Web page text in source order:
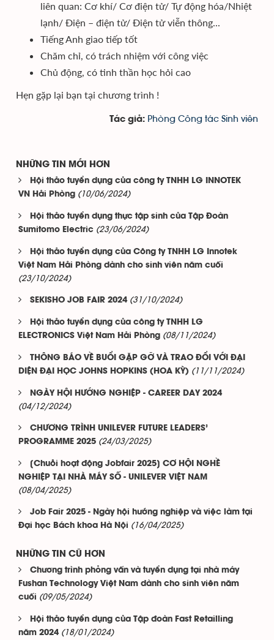
liên quan: Cơ khí/ Cơ điện tử/ Tự động hóa/Nhiệt
lạnh/ Điện – điện tử/ Điện tử viễn thông...
Tiếng Anh giao tiếp tốt
Chăm chỉ, có trách nhiệm với công việc
Chủ động, có tinh thần học hỏi cao
Hẹn gặp lại bạn tại chương trình !
Tác giả: Phòng Công tác Sinh viên
NHỮNG TIN MỚI HƠN
Hội thảo tuyển dụng của công ty TNHH LG INNOTEK
VN Hải Phòng (10/06/2024)
Hội thảo tuyển dụng thực tập sinh của Tập Đoàn
Sumitomo Electric (23/06/2024)
Hội thảo tuyển dụng của Công ty TNHH LG Innotek
Việt Nam Hải Phòng dành cho sinh viên năm cuối
(23/10/2024)
SEKISHO JOB FAIR 2024 (31/10/2024)
Hội thảo tuyển dụng của công ty TNHH LG
ELECTRONICS Việt Nam Hải Phòng (08/11/2024)
THÔNG BÁO VỀ BUỔI GẶP GỠ VÀ TRAO ĐỔI VỚI ĐẠI
DIỆN ĐẠI HỌC JOHNS HOPKINS (HOA KỲ) (11/11/2024)
NGÀY HỘI HƯỚNG NGHIỆP - CAREER DAY 2024
(04/12/2024)
CHƯƠNG TRÌNH UNILEVER FUTURE LEADERS’
PROGRAMME 2025 (24/03/2025)
[Chuỗi hoạt động Jobfair 2025] CƠ HỘI NGHỀ
NGHIỆP TẠI NHÀ MÁY SỐ - UNILEVER VIỆT NAM
(08/04/2025)
Job Fair 2025 - Ngày hội hướng nghiệp và việc làm tại
Đại học Bách khoa Hà Nội (16/04/2025)
NHỮNG TIN CŨ HƠN
Chương trình phỏng vấn và tuyển dụng tại nhà máy
Fushan Technology Việt Nam dành cho sinh viên năm
cuối (09/05/2024)
Hội thảo tuyển dụng của Tập đoàn Fast Retailling
năm 2024 (18/01/2024)